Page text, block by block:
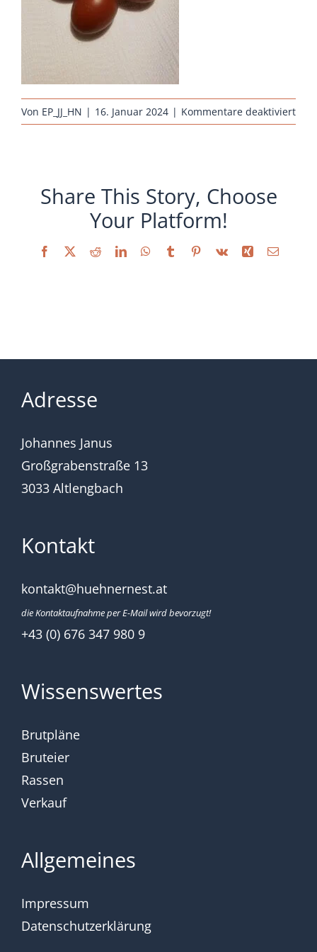
Sonstiges
Von EP_JJ_HN | 16. Januar 2024 | Kommentare deaktiviertfür
Share This Story, Choose
Your Platform!
Facebook
X RedditLinkedInWhatsApp
TumblrPinterest
Vk Xing E-
Adresse
Johannes Janus
Großgrabenstraße 13
3033 Altlengbach
Kontakt
kontakt@huehnernest.at
die Kontaktaufnahme per E-Mail wird bevorzugt!
+43 (0) 676 347 980 9
Wissenswertes
Brutpläne
Bruteier
Rassen
Verkauf
Allgemeines
Impressum
Datenschutzerklärung